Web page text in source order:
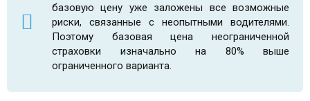
базовую цену уже заложены все возможные
риски, связанные с неопытными водителями.
Поэтому базовая цена неограниченной
страховки изначально на 80% выше
ограниченного варианта.